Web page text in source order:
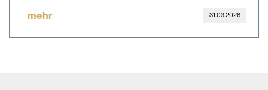
mehr 31.03.2026